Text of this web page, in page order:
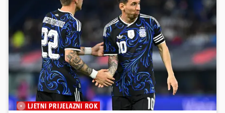
LJETNI PRIJELAZNI ROK